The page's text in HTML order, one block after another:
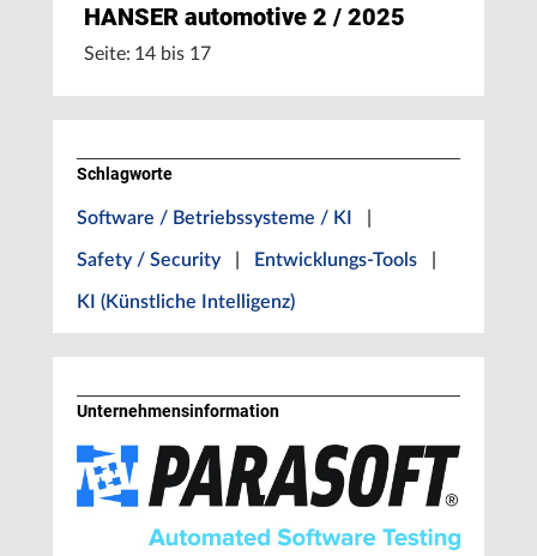
HANSER automotive 2 / 2025
Seite: 14 bis 17
Schlagworte
Software / Betriebssysteme / KI
Safety / Security Entwicklungs-Tools
KI (Künstliche Intelligenz)
Unternehmens­information